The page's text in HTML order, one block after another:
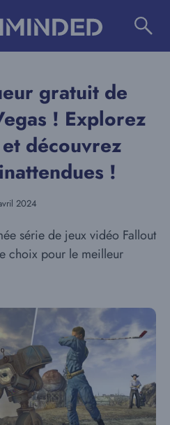
gratuit de
! Explorez
découvrez
!
2024
série de jeux vidéo Fallout
choix pour le meilleur